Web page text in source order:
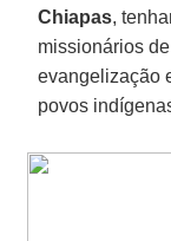
Chiapas,
missionários
evangelização
povos